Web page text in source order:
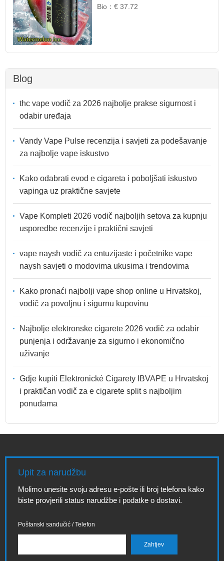
Bio：€ 37.72
Blog
thc vape vodič za 2026 najbolje prakse sigurnost i
odabir uređaja
Vandy Vape Pulse recenzija i savjeti za podešavanje
za najbolje vape iskustvo
Kako odabrati evod e cigareta i poboljšati iskustvo
vapinga uz praktične savjete
Vape Kompleti 2026 vodič najboljih setova za kupnju
usporedbe recenzije i praktični savjeti
vape naysh vodič za entuzijaste i početnike vape
naysh savjeti o modovima ukusima i trendovima
Kako pronaći najbolji vape shop online u Hrvatskoj,
vodič za povoljnu i sigurnu kupovinu
Najbolje elektronske cigarete 2026 vodič za odabir
punjenja i održavanje za sigurno i ekonomično
uživanje
Gdje kupiti Elektronické Cigarety IBVAPE u Hrvatskoj
i praktičan vodič za e cigarete split s najboljim
ponudama
Upit za narudžbu
Molimo unesite svoju adresu e-pošte ili broj telefona kako
biste provjerili status narudžbe i podatke o dostavi.
Poštanski sandučić / Telefon